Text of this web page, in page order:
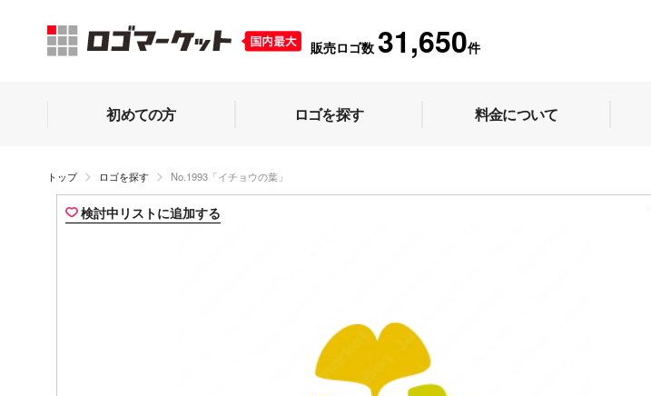
販売ロゴ数 31,650件
初めての方 ロゴを探す 料金について
トップ ロゴを探す No.1993「イチョウの葉」
検討中リストに追加する